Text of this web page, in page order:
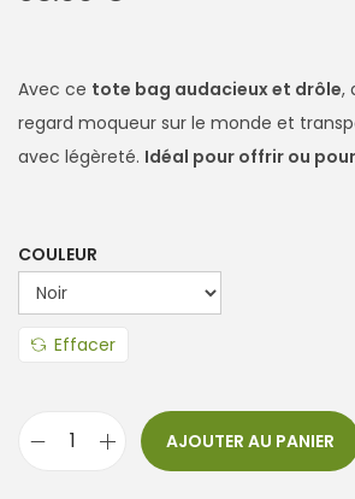
Avec ce tote bag audacieux et drôle,
regard moqueur sur le monde et
avec légèreté. Idéal pour offrir ou
COULEUR
Effacer
AJOUTER AU PANIER